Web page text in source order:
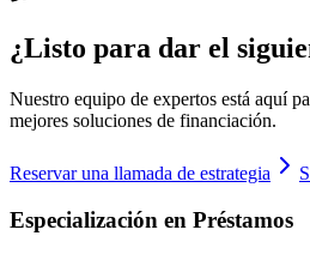
¿Listo para dar el
Nuestro equipo de expertos está aquí
mejores soluciones de financiación.
Reservar una llamada de estrategia
Especialización en Préstamos